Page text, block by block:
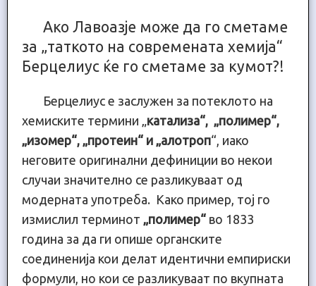
Ако Лавоазје може да го сметаме
за „таткото на современата хемија“
Берцелиус ќе го сметаме за кумот?!
Берцелиус е заслужен за потеклото на
хемиските термини „ катализа“, „полимер“,
„изомер“, „протеин“ и „алотроп“, иако
неговите оригинални дефиниции во некои
случаи значително се разликуваат од
модерната употреба. Како пример, тој го
измислил терминот „полимер“ во 1833
година за да ги опише органските
соединенија кои делат идентични емпириски
формули, но кои се разликуваат по вкупната